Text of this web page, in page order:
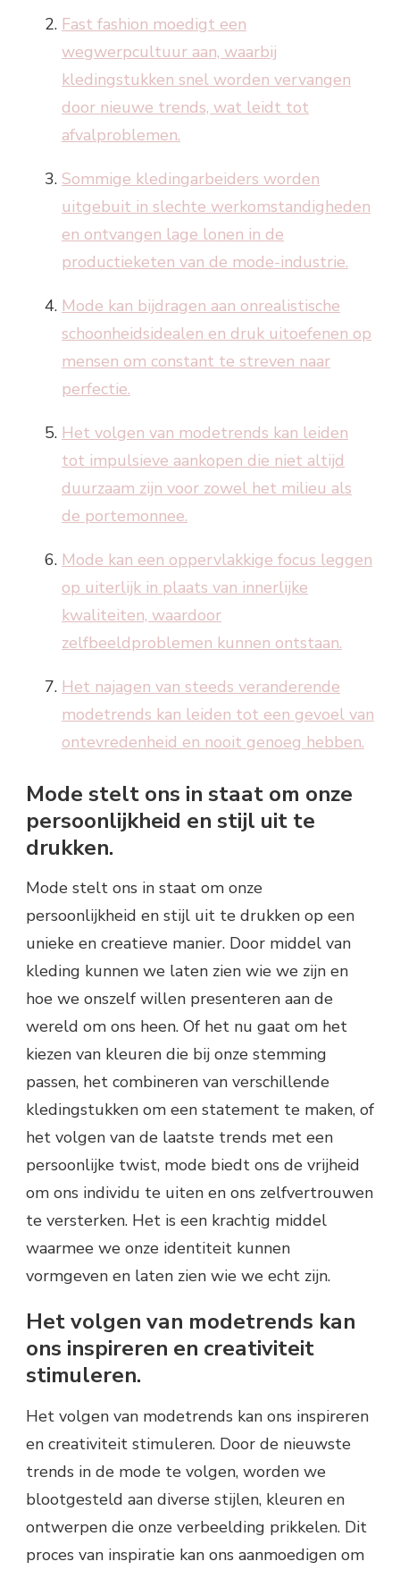
Fast fashion moedigt een
wegwerpcultuur aan, waarbij
kledingstukken snel worden vervangen
door nieuwe trends, wat leidt tot
afvalproblemen.
Sommige kledingarbeiders worden
uitgebuit in slechte werkomstandigheden
en ontvangen lage lonen in de
productieketen van de mode-industrie.
Mode kan bijdragen aan onrealistische
schoonheidsidealen en druk uitoefenen op
mensen om constant te streven naar
perfectie.
Het volgen van modetrends kan leiden
tot impulsieve aankopen die niet altijd
duurzaam zijn voor zowel het milieu als
de portemonnee.
Mode kan een oppervlakkige focus leggen
op uiterlijk in plaats van innerlijke
kwaliteiten, waardoor
zelfbeeldproblemen kunnen ontstaan.
Het najagen van steeds veranderende
modetrends kan leiden tot een gevoel van
ontevredenheid en nooit genoeg hebben.
Mode stelt ons in staat om onze
persoonlijkheid en stijl uit te
drukken.
Mode stelt ons in staat om onze
persoonlijkheid en stijl uit te drukken op een
unieke en creatieve manier. Door middel van
kleding kunnen we laten zien wie we zijn en
hoe we onszelf willen presenteren aan de
wereld om ons heen. Of het nu gaat om het
kiezen van kleuren die bij onze stemming
passen, het combineren van verschillende
kledingstukken om een statement te maken, of
het volgen van de laatste trends met een
persoonlijke twist, mode biedt ons de vrijheid
om ons individu te uiten en ons zelfvertrouwen
te versterken. Het is een krachtig middel
waarmee we onze identiteit kunnen
vormgeven en laten zien wie we echt zijn.
Het volgen van modetrends kan
ons inspireren en creativiteit
stimuleren.
Het volgen van modetrends kan ons inspireren
en creativiteit stimuleren. Door de nieuwste
trends in de mode te volgen, worden we
blootgesteld aan diverse stijlen, kleuren en
ontwerpen die onze verbeelding prikkelen. Dit
proces van inspiratie kan ons aanmoedigen om